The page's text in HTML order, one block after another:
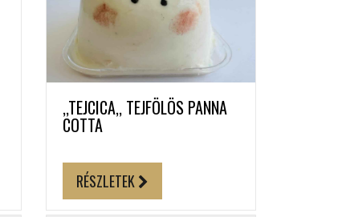
,,TEJCICA,, TEJFÖLÖS PANNA
COTTA
RÉSZLETEK